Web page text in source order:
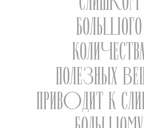
БОЛЬШОГО
КОЛИЧЕСТВА
ПОЛЕЗНЫХ
ПРИВОДИТ К